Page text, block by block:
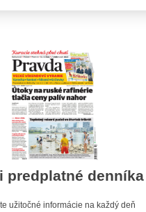
predplatné
užitočné informácie na každý deň